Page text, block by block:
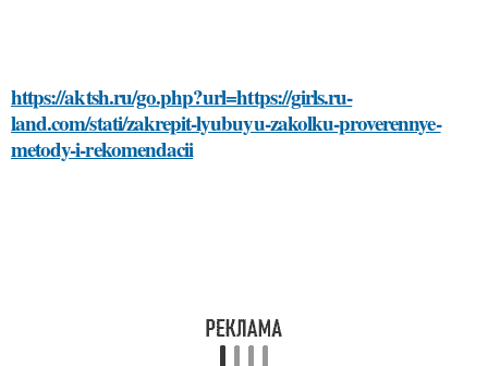
https://aktsh.ru/go.php?url=https://girls.ru-
land.com/stati/zakrepit-lyubuyu-zakolku-proverennye-
metody-i-rekomendacii